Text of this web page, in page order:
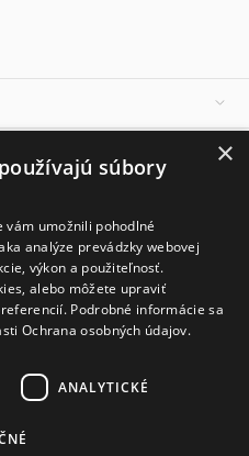
VŠETKY PRÁVA VYHRADENÉ.
×
súbory
vám umožnili pohodlné
analýze prevádzky webovej
výkon a použiteľnosť.
alebo môžete upraviť
Podrobné informácie sa
Ochrana osobných údajov.
ANALYTICKÉ